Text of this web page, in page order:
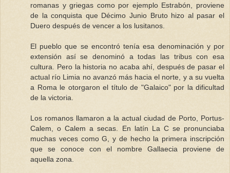
romanas y griegas como por ejemplo Estrabón, proviene
de la conquista que Décimo Junio Bruto hizo al pasar el
Duero después de vencer a los lusitanos.
El pueblo que se encontró tenía esa denominación y por
extensión así se denominó a todas las tribus con esa
cultura. Pero la historia no acaba ahí, después de pasar el
actual río Limia no avanzó más hacia el norte, y a su vuelta
a Roma le otorgaron el título de "Galaico" por la dificultad
de la victoria.
Los romanos llamaron a la actual ciudad de Porto, Portus-
Calem, o Calem a secas. En latín La C se pronunciaba
muchas veces como G, y de hecho la primera inscripción
que se conoce con el nombre Gallaecia proviene de
aquella zona.